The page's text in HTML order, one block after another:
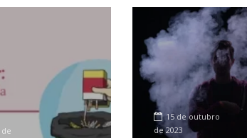
15 de outubro
de 2023